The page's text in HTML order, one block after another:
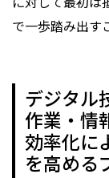
で一歩踏み出す
デジタル
作業・情
効率化に
を高める